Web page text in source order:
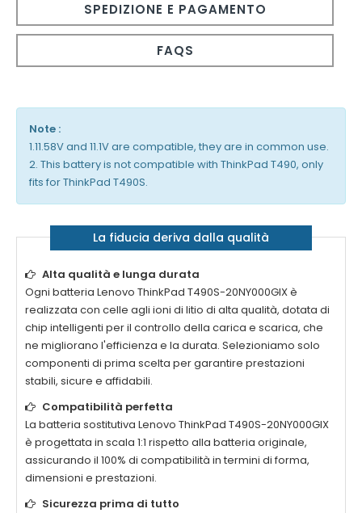
SPEDIZIONE E PAGAMENTO
FAQS
Note :
1.11.58V and 11.1V are compatible, they are in common use.
2. This battery is not compatible with ThinkPad T490, only
fits for ThinkPad T490S.
La fiducia deriva dalla qualità
Alta qualità e lunga durata
Ogni batteria Lenovo ThinkPad T490S-20NY000GIXè
realizzata con celle agli ioni di litio di alta qualità, dotata di
chip intelligenti per il controllo della carica e scarica, che
ne migliorano l'efficienza e la durata. Selezioniamo solo
componenti di prima scelta per garantire prestazioni
stabili, sicure e affidabili.
Compatibilità perfetta
La batteria sostitutiva Lenovo ThinkPad T490S-20NY000GIX
è progettata in scala 1:1 rispetto alla batteria originale,
assicurando il 100% di compatibilità in termini di forma,
dimensioni e prestazioni.
Sicurezza prima di tutto